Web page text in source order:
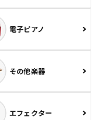
電子ピアノ
その他楽器
エフェクター